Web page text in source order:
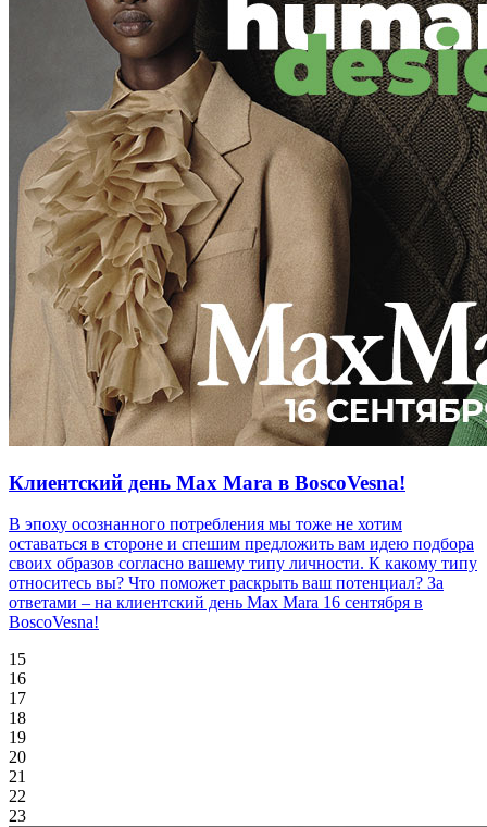
Клиентский день Max Mara в BoscoVesna!
В эпоху осознанного потребления мы тоже не хотим
оставаться в стороне и спешим предложить вам идею подбора
своих образов согласно вашему типу личности. К какому типу
относитесь вы? Что поможет раскрыть ваш потенциал? За
ответами – на клиентский день Max Mara 16 сентября в
BoscoVesna!
15
16
17
18
19
20
21
22
23